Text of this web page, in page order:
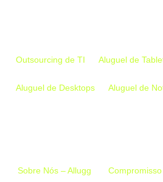
Outsourcing de TI Aluguel de
Aluguel de Desktops Aluguel de
Sobre Nós – Allugg Compromisso